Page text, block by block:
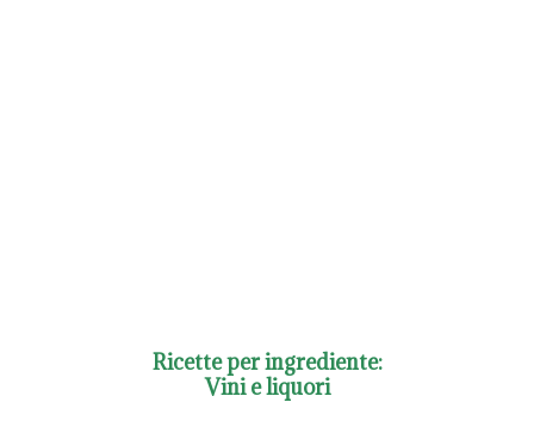
Ricette per ingrediente:
Vini e liquori